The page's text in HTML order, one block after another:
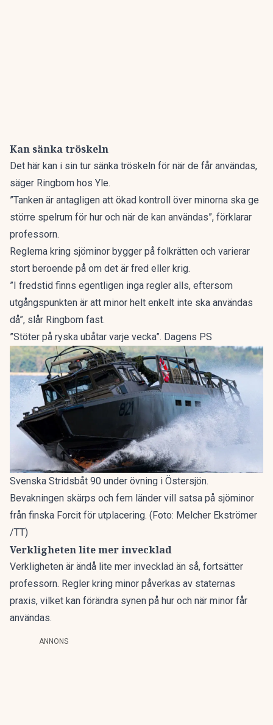
Kan sänka tröskeln
Det här kan i sin tur sänka tröskeln för när de får användas,
säger Ringbom hos Yle.
”Tanken är antagligen att ökad kontroll över minorna ska ge
större spelrum för hur och när de kan användas”, förklarar
professorn.
Reglerna kring sjöminor bygger på folkrätten och varierar
stort beroende på om det är fred eller krig.
”I fredstid finns egentligen inga regler alls, eftersom
utgångspunkten är att minor helt enkelt inte ska användas
då”, slår Ringbom fast.
”Stöter på ryska ubåtar varje vecka”. Dagens PS
Svenska Stridsbåt 90 under övning i Östersjön.
Bevakningen skärps och fem länder vill satsa på sjöminor
från finska Forcit för utplacering. (Foto: Melcher Ekströmer
/TT)
Verkligheten lite mer invecklad
Verkligheten är ändå lite mer invecklad än så, fortsätter
professorn. Regler kring minor påverkas av staternas
praxis, vilket kan förändra synen på hur och när minor får
användas.
ANNONS